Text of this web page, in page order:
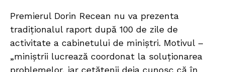
Premierul Dorin Recean nu va prezenta
tradiționalul raport după 100 de zile de
activitate a cabinetului de miniștri. Motivul –
„miniștrii lucrează coordonat la soluționarea
problemelor, iar cetățenii deja cunosc că în